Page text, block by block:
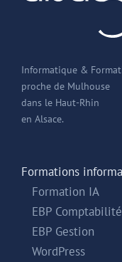
Informatique &
proche de Mulhouse
dans le Haut-Rhin
en Alsace.
Formations
Formation IA
EBP Comptabilité
EBP Gestion
WordPress